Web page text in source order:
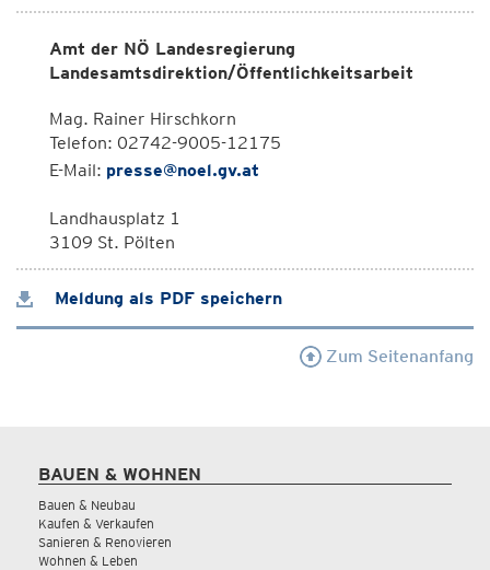
Amt der NÖ Landesregierung
Landesamtsdirektion/Öffentlichkeitsarbeit
Mag. Rainer Hirschkorn
Telefon: 02742-9005-12175
E-Mail: presse@noel.gv.at
Landhausplatz 1
3109 St. Pölten
Meldung als PDF speichern
Zum Seitenanfang
BAUEN & WOHNEN
Bauen & Neubau
Kaufen & Verkaufen
Sanieren & Renovieren
Wohnen & Leben